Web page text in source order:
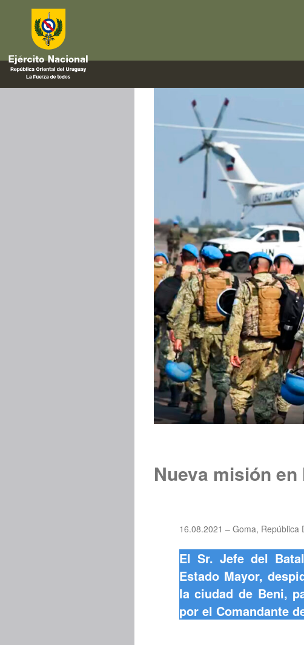
Nueva misión
16.08.2021 – Goma, República
El Sr. Jefe del
Estado Mayor,
la ciudad de Beni,
por el Comandante